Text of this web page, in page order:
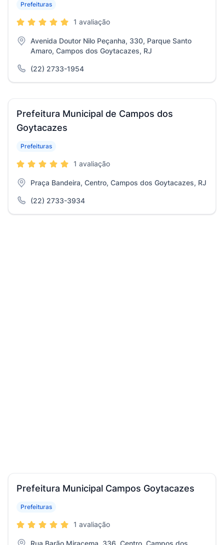
Prefeituras
1 avaliação
Avenida Doutor Nilo Peçanha, 330, Parque Santo
Amaro, Campos dos Goytacazes, RJ
(22) 2733-1954
Prefeitura Municipal de Campos dos
Goytacazes
Prefeituras
1 avaliação
Praça Bandeira, Centro, Campos dos Goytacazes, RJ
(22) 2733-3934
Prefeitura Municipal Campos Goytacazes
Prefeituras
1 avaliação
Rua Barão Miracema, 336, Centro, Campos dos